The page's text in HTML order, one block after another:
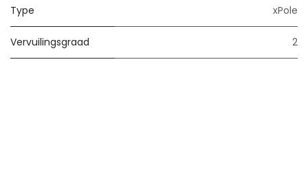
Type xPole
Vervuilingsgraad 2